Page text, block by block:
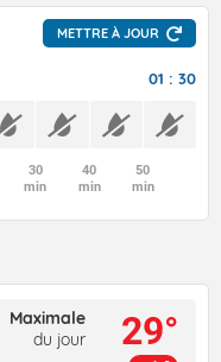
METTRE À JOUR
01 : 30
30
min
40
min
50
min
Maximale
du jour
29°